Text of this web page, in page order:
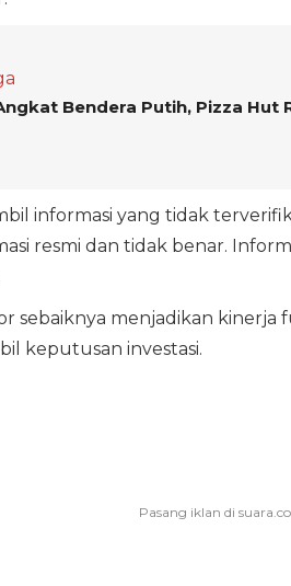
Bendera Putih, Pizza Hut
informasi yang tidak
resmi dan tidak benar.
sebaiknya menjadikan kinerja
keputusan investasi.